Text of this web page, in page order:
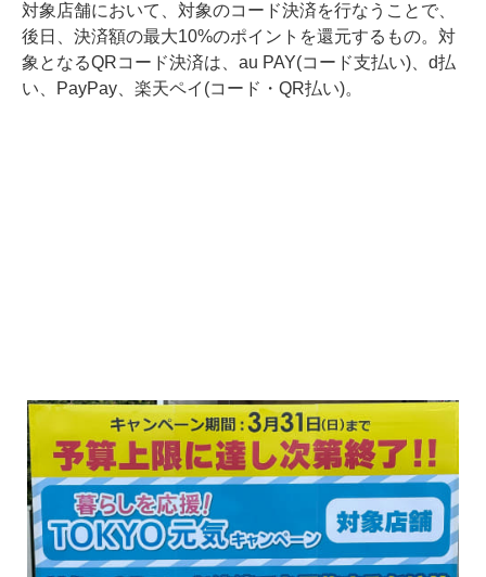
対象店舗において、対象のコード決済を行なうことで、
後日、決済額の最大10%のポイントを還元するもの。対
象となるQRコード決済は、au PAY(コード支払い)、d払
い、PayPay、楽天ペイ(コード・QR払い)。